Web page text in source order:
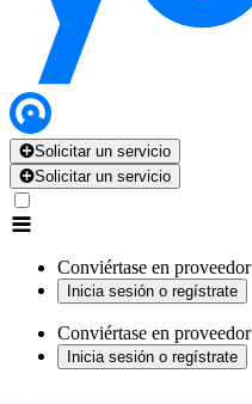
Solicitar un servicio
Solicitar un servicio
Conviértase en proveedor
Inicia sesión o regístrate
Conviértase en proveedor
Inicia sesión o regístrate